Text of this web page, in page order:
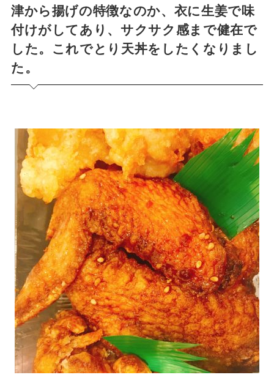
津から揚げの特徴なのか、衣に生姜で味
付けがしてあり、サクサク感まで健在で
した。これでとり天丼をしたくなりまし
た。